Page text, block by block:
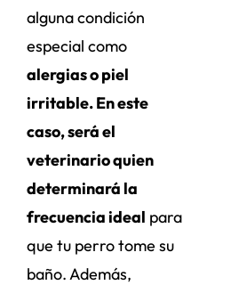
alguna condición
especial como
alergias o piel
irritable. En este
caso, será el
veterinario quien
determinará la
frecuencia ideal para
que tu perro tome su
baño. Además,